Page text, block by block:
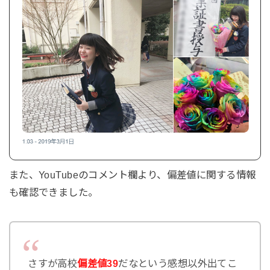
また、YouTubeのコメント欄より、偏差値に関する情報
も確認できました。
さすが高校偏差値39だなという感想以外出てこ